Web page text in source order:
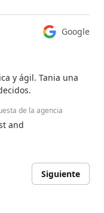
Google
y ágil. Tania una
de la agencia
and
Siguiente